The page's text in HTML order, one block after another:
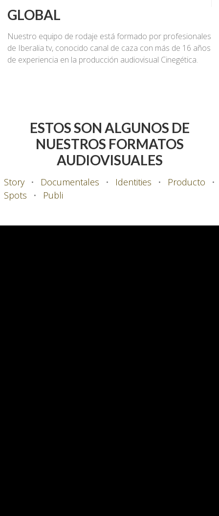
GLOBAL
Nuestro equipo de rodaje está formado por profesionales
de Iberalia tv, conocido canal de caza con más de 16 años
de experiencia en la producción audiovisual Cinegética.
ESTOS SON ALGUNOS DE
NUESTROS FORMATOS
AUDIOVISUALES
Story • Documentales • Identities • Producto
•
Spots
• Publi